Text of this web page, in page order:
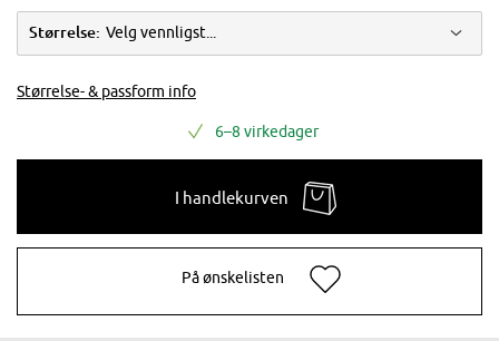
Størrelse: Velg vennligst...
Størrelse- & passform info
6–8 virkedager
I handlekurven
På ønskelisten